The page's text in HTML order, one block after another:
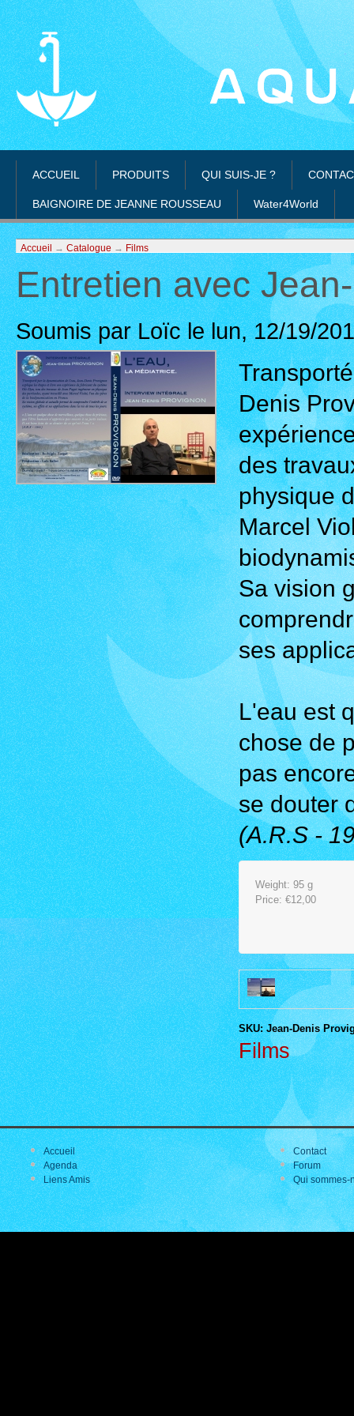
ACCUEIL PRODUITS QUI SUIS-JE ?
BAIGNOIRE DE JEANNE ROUSSEAU Water4World
Accueil → Catalogue → Films
Entretien avec
Soumis par Loïc le lun, 12/19/
Denis
des
physique
Marcel
Sa vision
ses
L'eau est
chose de
pas
se douter
(A.R.S -
Weight: 95 g
Price: €12,00
SKU: Jean-Denis
Films
Accueil
Agenda
Liens Amis
Contact
Forum
Qui sommes-